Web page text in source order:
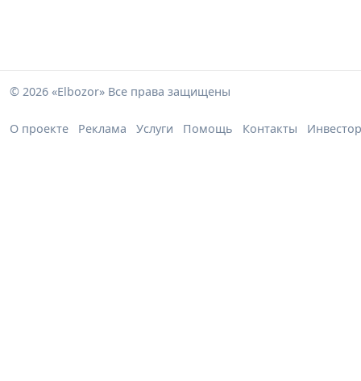
© 2026 «Elbozor» Все права защищены
О проекте Реклама Услуги Помощь Контакты